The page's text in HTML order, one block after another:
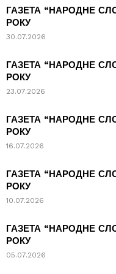
ГАЗЕТА “НАРОДНЕ
РОКУ
30.07.2026
ГАЗЕТА “НАРОДНЕ
РОКУ
23.07.2026
ГАЗЕТА “НАРОДНЕ
РОКУ
16.07.2026
ГАЗЕТА “НАРОДНЕ
РОКУ
10.07.2026
ГАЗЕТА “НАРОДНЕ
РОКУ
05.07.2026